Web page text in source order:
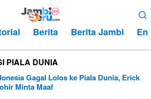
Berita Berita Jambi
PIALA DUNIA
Gagal Lolos ke Piala Dunia, Erick
Minta Maaf